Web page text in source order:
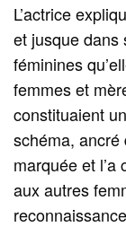
L’actrice
et jusque dans
féminines
femmes et
constituaient
schéma, ancré
marquée et
aux autres